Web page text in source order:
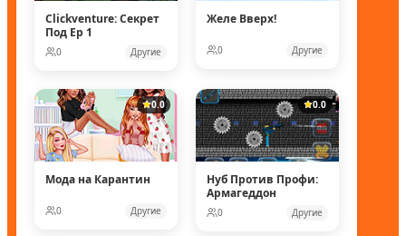
Clickventure: Секрет
Под Ep 1
0 Другие
Желе Вверх!
0 Другие
0.0
Мода на Карантин
0 Другие
0.0
Нуб Против Профи:
Армагеддон
0 Другие